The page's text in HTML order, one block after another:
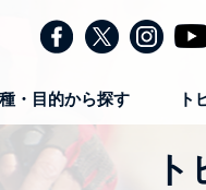
・目的から探す ト